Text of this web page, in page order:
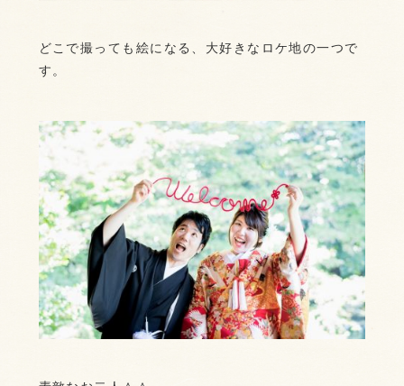
どこで撮っても絵になる、大好きなロケ地の一つで
す。